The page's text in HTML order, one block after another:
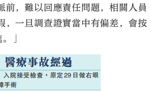
前，難以回應責任問題，相關人員
，一旦調查證實當中有偏差，會按
」